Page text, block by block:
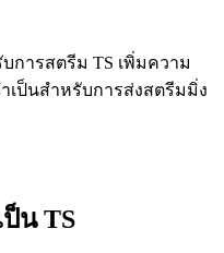
การสตรีม TS เพิ่มความ
ป็นสำหรับการส่งสตรีมมิ่ง
น TS